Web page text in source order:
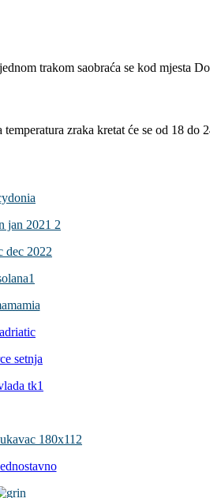
trakom saobraća se kod
zraka kretat će se od 18 do